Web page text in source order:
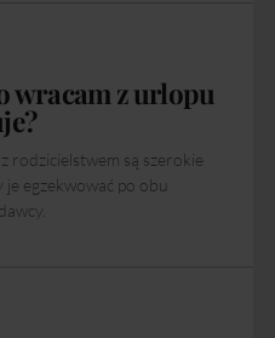
wracam z urlopu
rodzicielstwem są szerokie
je egzekwować po obu